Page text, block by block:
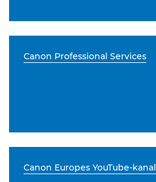
Canon Professional Services
Canon Europes YouTube-kanal